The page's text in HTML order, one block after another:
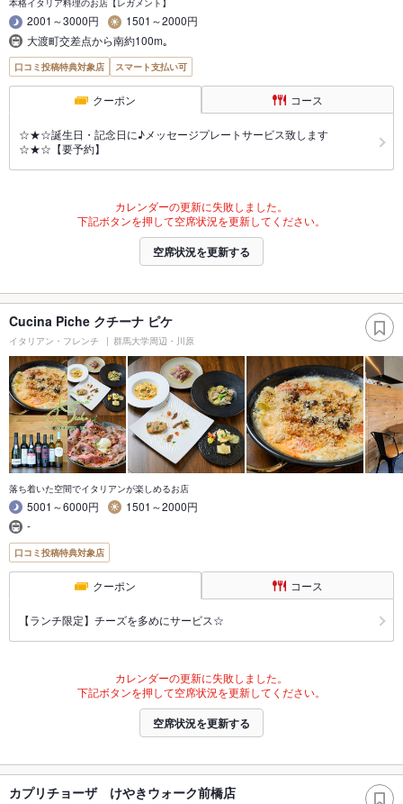
本格イタリア料理のお店【レガメント】
2001～3000円
1501～2000円
大渡町交差点から南約100m｡
口コミ投稿特典対象店 スマート支払い可
クーポン コース
☆★☆誕生日・記念日に♪メッセージプレートサービス致します
☆★☆【要予約】
カレンダーの更新に失敗しました。
下記ボタンを押して空席状況を更新してください。
空席状況を更新する
Cucina Piche クチーナ ピケ
イタリアン・フレンチ 群馬大学周辺・川原
落ち着いた空間でイタリアンが楽しめるお店
5001～6000円
1501～2000円
-
口コミ投稿特典対象店
クーポン コース
【ランチ限定】チーズを多めにサービス☆
カレンダーの更新に失敗しました。
下記ボタンを押して空席状況を更新してください。
空席状況を更新する
カプリチョーザ けやきウォーク前橋店